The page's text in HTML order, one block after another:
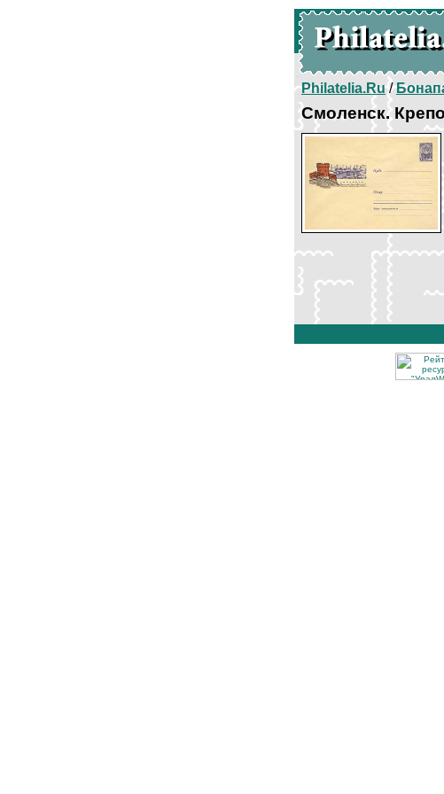
Philatelia.Ru/
Смоленск.